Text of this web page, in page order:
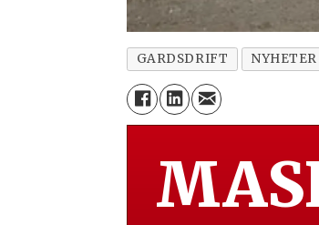
GARDSDRIFT NYHETER